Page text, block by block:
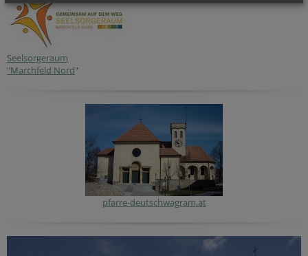
Seelsorgeraum
"Marchfeld Nord"
pfarre-deutschwagram.at